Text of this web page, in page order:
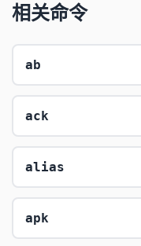
相关命令
ab
ack
alias
apk